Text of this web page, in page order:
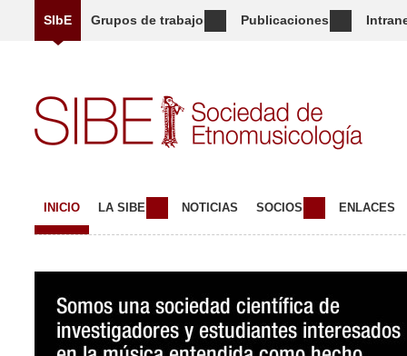
SIbE Grupos de trabajo Publicaciones
INICIO LA SIBE NOTICIAS SOCIOS ENLACES